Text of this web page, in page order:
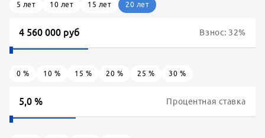
Взнос: 32%
0 % 10 % 15 % 20 % 25 % 30 %
5 лет 10 лет 15 лет 20 лет
Процентная ставка